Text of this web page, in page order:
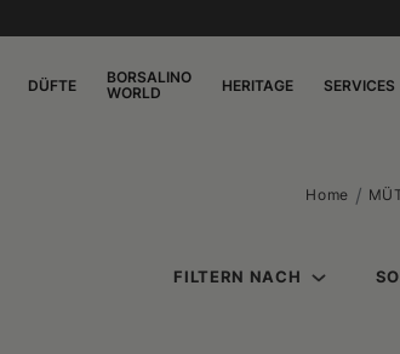
DÜFTE
BORSALINO
WORLD
HERITAGE SERVICES
Home
FILTERN NACH